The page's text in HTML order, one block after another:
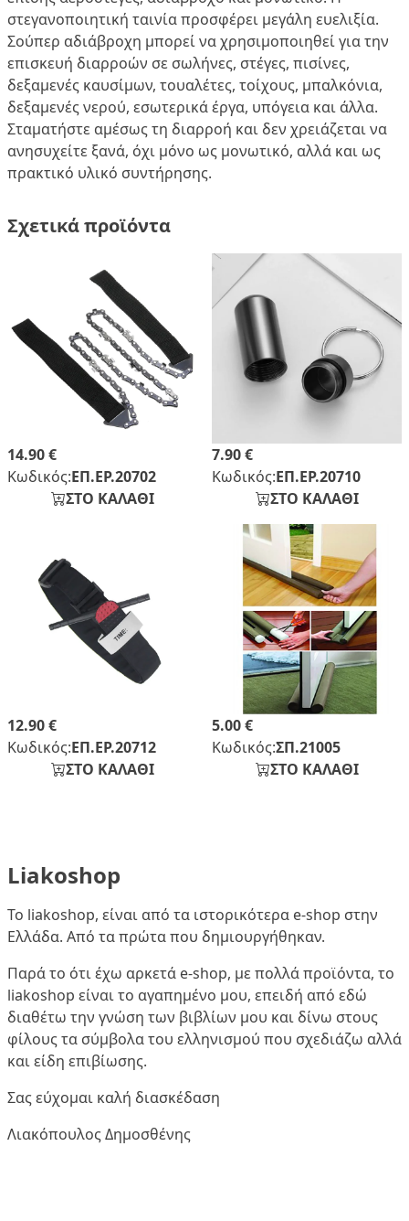
στεγανοποιητική ταινία προσφέρει μεγάλη ευελιξία.
Σούπερ αδιάβροχη μπορεί να χρησιμοποιηθεί για την
επισκευή διαρροών σε σωλήνες, στέγες, πισίνες,
δεξαμενές καυσίμων, τουαλέτες, τοίχους, μπαλκόνια,
δεξαμενές νερού, εσωτερικά έργα, υπόγεια και άλλα.
Σταματήστε αμέσως τη διαρροή και δεν χρειάζεται να
ανησυχείτε ξανά, όχι μόνο ως μονωτικό, αλλά και ως
πρακτικό υλικό συντήρησης.
Σχετικά προϊόντα
14.90 €
Κωδικός:ΕΠ.ΕΡ.20702
ΣΤΟ ΚΑΛΑΘΙ
7.90 €
Κωδικός:ΕΠ.ΕΡ.20710
ΣΤΟ ΚΑΛΑΘΙ
12.90 €
Κωδικός:ΕΠ.ΕΡ.20712
ΣΤΟ ΚΑΛΑΘΙ
5.00 €
Κωδικός:ΣΠ.21005
ΣΤΟ ΚΑΛΑΘΙ
Liakoshop
Το liakoshop, είναι από τα ιστορικότερα e-shop στην
Ελλάδα. Από τα πρώτα που δημιουργήθηκαν.
Παρά το ότι έχω αρκετά e-shop, με πολλά προϊόντα, το
liakoshop είναι το αγαπημένο μου, επειδή από εδώ
διαθέτω την γνώση των βιβλίων μου και δίνω στους
φίλους τα σύμβολα του ελληνισμού που σχεδιάζω αλλά
και είδη επιβίωσης.
Σας εύχομαι καλή διασκέδαση
Λιακόπουλος Δημοσθένης